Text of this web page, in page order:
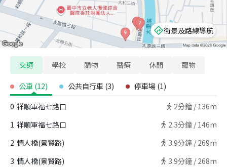
街景及路線導航
交通 學校 購物 醫療 休閒 寵物
公車 (12) 公共自行車 (3) 停車場 (1)
0 祥順軍福七路口 2分鐘 / 136m
1 祥順軍福七路口 2.3分鐘 / 146m
2 情人橋(景賢路) 3.9分鐘 / 269m
3 情人橋(景賢路) 3.9分鐘 / 268m